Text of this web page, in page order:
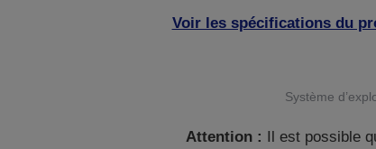
Voir les spécifications du
Système
Attention :
Il est possible